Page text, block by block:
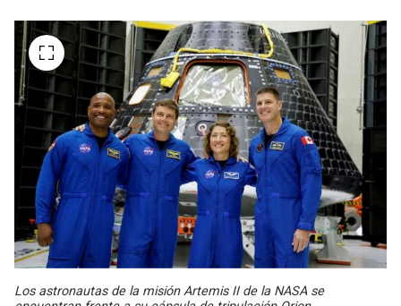
Los astronautas de la misión Artemis II de la NASA se